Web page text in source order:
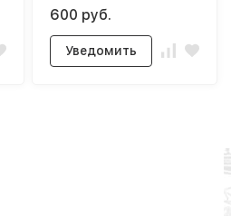
600 руб.
Уведомить